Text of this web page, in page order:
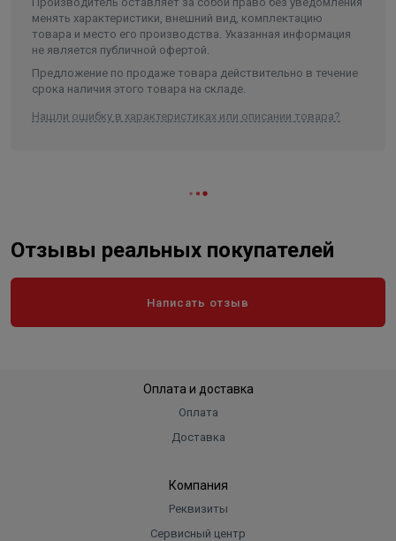
Ин­тервал меж­ду по­вер­ка­ми - 6 лет.
Га­ран­тий­ный срок хра­нения счёт­чи­ка - 18 ме­сяцев со дня из­го­
тов­ле­ния пред­при­яти­ем-из­го­тови­телем.
Высота в упаковке, см. 7.600
Вес в упаковке, кг 0.500
Высота 76
менять характеристики, внешний вид, комплектацию
товара и место его производства. Указанная информация
не является публичной офертой.
Предложение по продаже товара действительно в течение
срока наличия этого товара на складе.
Нашли ошибку в характеристиках или описании товара?
Отзывы реальных покупателей
Написать отзыв
Оплата и доставка
Оплата
Доставка
Компания
Реквизиты
Сервисный центр